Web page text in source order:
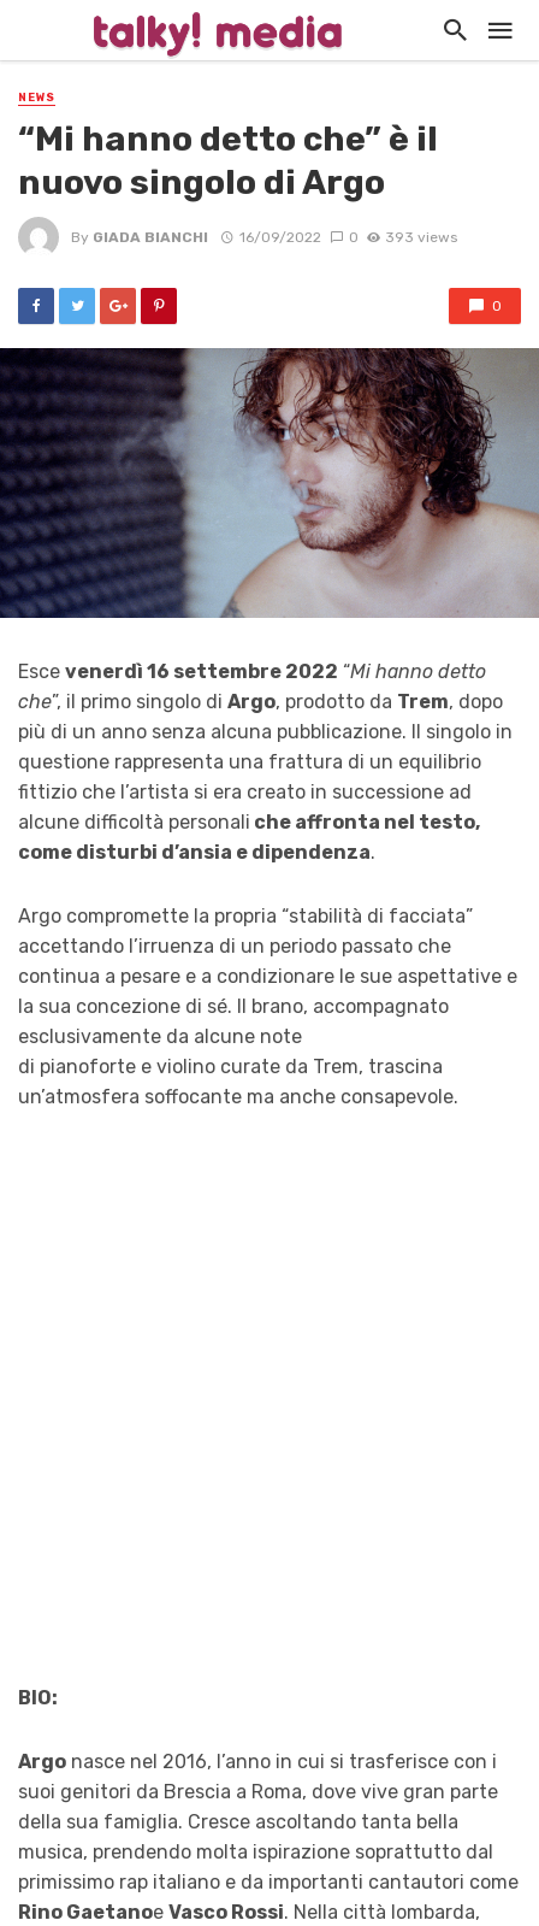
NEWS
“Mi hanno detto che” è il
nuovo singolo di Argo
By GIADA BIANCHI 16/09/2022 0 393 views
0
Esce venerdì 16 settembre 2022 “Mi hanno detto
che”, il primo singolo di Argo, prodotto da Trem, dopo
più di un anno senza alcuna pubblicazione. Il singolo in
questione rappresenta una frattura di un equilibrio
fittizio che l’artista si era creato in successione ad
alcune difficoltà personali che affronta nel testo,
come disturbi d’ansia e dipendenza.
Argo compromette la propria “stabilità di facciata”
accettando l’irruenza di un periodo passato che
continua a pesare e a condizionare le sue aspettative e
la sua concezione di sé. Il brano, accompagnato
esclusivamente da alcune note
di pianoforte e violino curate da Trem, trascina
un’atmosfera soffocante ma anche consapevole.
BIO:
Argo nasce nel 2016, l’anno in cui si trasferisce con i
suoi genitori da Brescia a Roma, dove vive gran parte
della sua famiglia. Cresce ascoltando tanta bella
musica, prendendo molta ispirazione soprattutto dal
primissimo rap italiano e da importanti cantautori come
Rino Gaetanoe Vasco Rossi. Nella città lombarda,